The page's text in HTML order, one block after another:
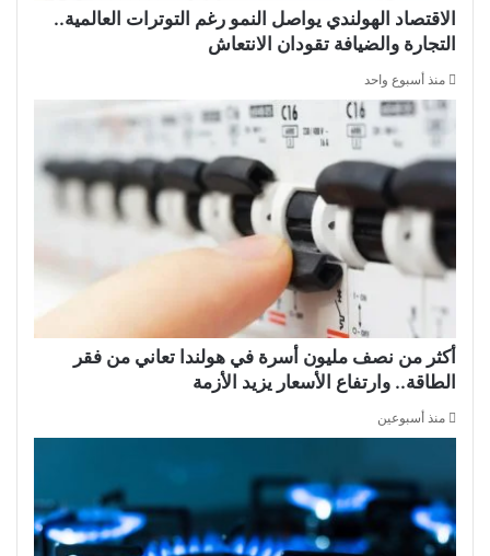
الاقتصاد الهولندي يواصل النمو رغم التوترات العالمية..
التجارة والضيافة تقودان الانتعاش
منذ أسبوع واحد
أكثر من نصف مليون أسرة في هولندا تعاني من فقر
الطاقة.. وارتفاع الأسعار يزيد الأزمة
منذ أسبوعين